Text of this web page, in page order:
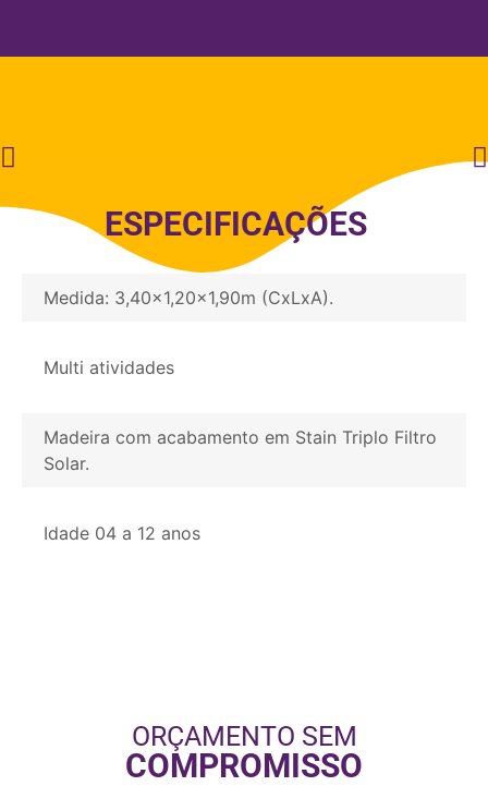
ESPECIFICAÇÕES
Medida: 3,40x1,20x1,90m (CxLxA).
Multi atividades
Madeira com acabamento em Stain Triplo Filtro
Solar.
Idade 04 a 12 anos
ORÇAMENTO SEM
COMPROMISSO